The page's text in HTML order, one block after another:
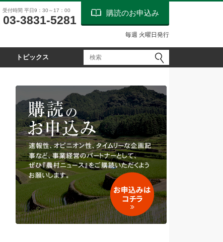
受付時間 平日9：30～17：00
03-3831-5281
購読のお申込み
毎週 火曜日発行
トピックス